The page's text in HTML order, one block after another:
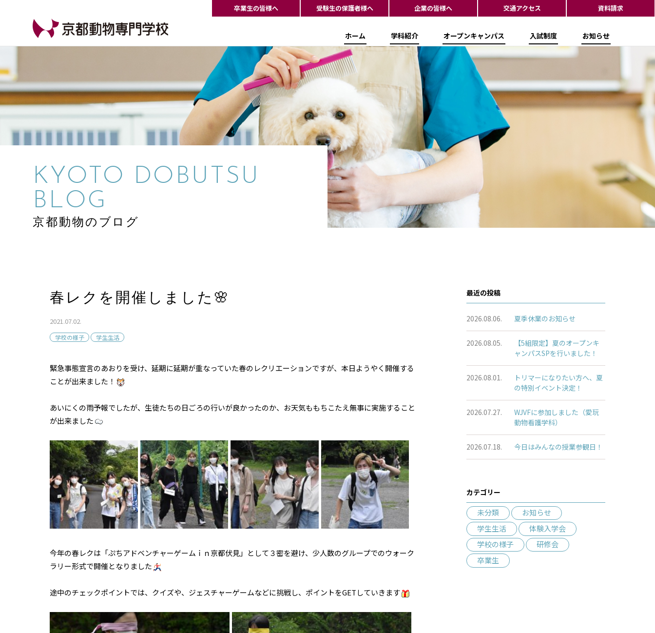
ホーム 学科紹介 オープンキャンパス 入試制度 お知らせ
卒業生の皆様へ 受験生の保護者様へ 企業の皆様へ 交通アクセス 資料請求
KYOTO DOBUTSU
BLOG
京都動物のブログ
春レクを開催しました🌸
2021.07.02.
学校の様子 学生生活
緊急事態宣言のあおりを受け、延期に延期が重なっていた春のレクリエーションですが、本日ようやく開催する
ことが出来ました！
あいにくの雨予報でしたが、生徒たちの日ごろの行いが良かったのか、お天気ももちこたえ無事に実施すること
が出来ました
今年の春レクは「ぷちアドベンチャーゲームｉｎ京都伏見」として３密を避け、少人数のグループでのウォーク
ラリー形式で開催となりました
途中のチェックポイントでは、クイズや、ジェスチャーゲームなどに挑戦し、ポイントをGETしていきます
最近の投稿
2026.08.06. 夏季休業のお知らせ
2026.08.05.
【5組限定】夏のオープンキ
ャンパスSPを行いました！
2026.08.01.
トリマーになりたい方へ、夏
の特別イベント決定！
2026.07.27.
WJVFに参加しました（愛玩
動物看護学科）
2026.07.18. 今日はみんなの授業参観日！
カテゴリー
未分類
お知らせ
学生生活
体験入学会
学校の様子
研修会
卒業生